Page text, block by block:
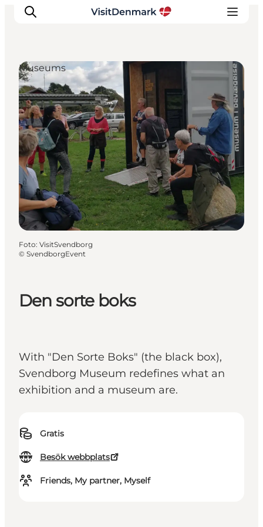
Inspiration
Resmål
Aktiviteter
Övernatta
Planera resan
Den sorte boks
With "Den Sorte Boks" (the black box),
Svendborg Museum redefines what an
exhibition and a museum are.
Gratis
Besök webbplats
Friends, My partner, Myself
Museums
Foto: VisitSvendborg
© SvendborgEvent